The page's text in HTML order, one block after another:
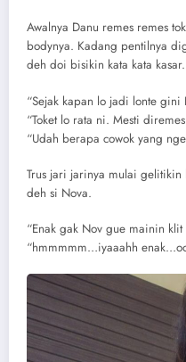
Awalnya Danu remes remes
bodynya. Kadang pentilnya
deh doi bisikin kata kata kasar.
“Sejak kapan lo jadi lonte gini
“Toket lo rata ni. Mesti
“Udah berapa cowok yang
Trus jari jarinya mulai
deh si Nova.
“Enak gak Nov gue mainin klit
“hmmmmm…iyaaahh